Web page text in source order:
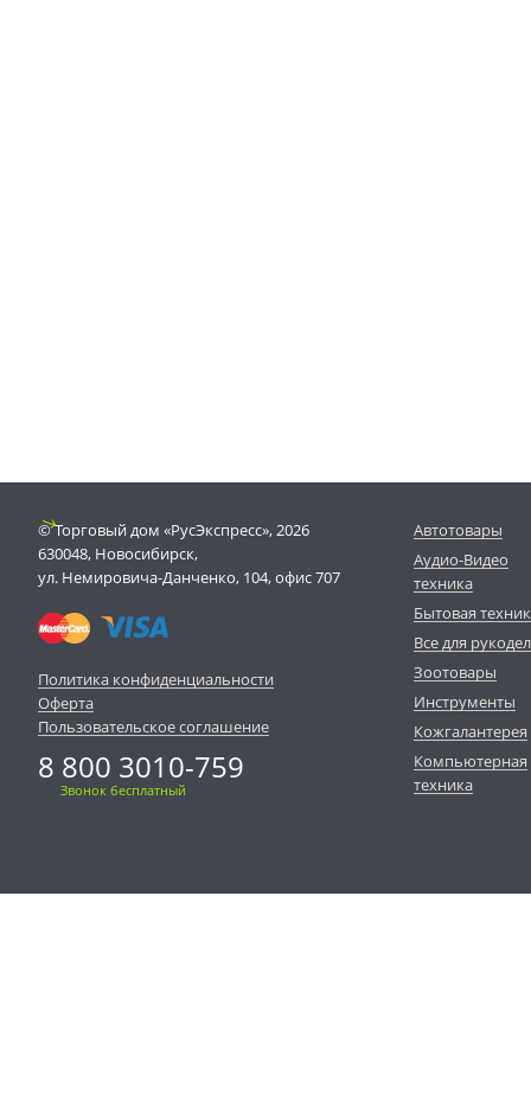
© Торговый дом «РусЭкспресс», 2026
630048, Новосибирск,
ул. Немировича-Данченко, 104, офис 707
Политика конфиденциальности
Оферта
Пользовательское соглашение
8 800 3010-759
Звонок бесплатный
Автотовары
Аудио-Видео
техника
Бытовая
Все для
Зоотовары
Инструменты
Кожгалантерея
Компьютерная
техника